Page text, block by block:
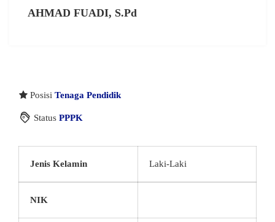
AHMAD FUADI, S.Pd
Posisi Tenaga Pendidik
Status PPPK
Jenis Kelamin Laki-Laki
NIK